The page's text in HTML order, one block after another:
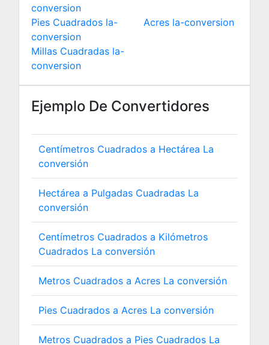
conversion
Pies Cuadrados la-
conversion
Acres la-conversion
Millas Cuadradas la-
conversion
Ejemplo De Convertidores
Centímetros Cuadrados a Hectárea La
conversión
Hectárea a Pulgadas Cuadradas La
conversión
Centímetros Cuadrados a Kilómetros
Cuadrados La conversión
Metros Cuadrados a Acres La conversión
Pies Cuadrados a Acres La conversión
Metros Cuadrados a Pies Cuadrados La